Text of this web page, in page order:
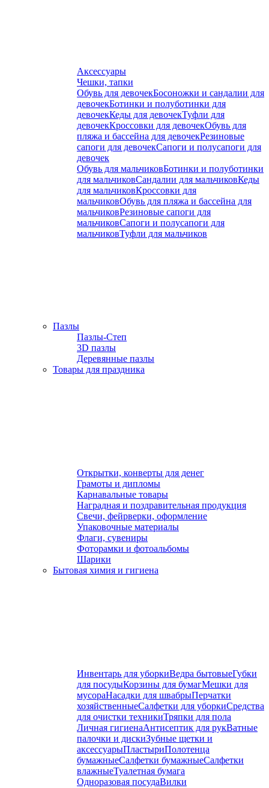
Аксессуары
Чешки, тапки
Обувь для девочекБосоножки и сандалии для
девочекБотинки и полуботинки для
девочекКеды для девочекТуфли для
девочекКроссовки для девочекОбувь для
пляжа и бассейна для девочекРезиновые
сапоги для девочекСапоги и полусапоги для
девочек
Обувь для мальчиковБотинки и полуботинки
для мальчиковСандалии для мальчиковКеды
для мальчиковКроссовки для
мальчиковОбувь для пляжа и бассейна для
мальчиковРезиновые сапоги для
мальчиковСапоги и полусапоги для
мальчиковТуфли для мальчиков
Пазлы
Пазлы-Степ
3D пазлы
Деревянные пазлы
Товары для праздника
Открытки, конверты для денег
Грамоты и дипломы
Карнавальные товары
Наградная и поздравительная продукция
Свечи, фейрверки, оформление
Упаковочные материалы
Флаги, сувениры
Фоторамки и фотоальбомы
Шарики
Бытовая химия и гигиена
Инвентарь для уборкиВедра бытовыеГубки
для посудыКорзины для бумагМешки для
мусораНасадки для швабрыПерчатки
хозяйственныеСалфетки для уборкиСредства
для очистки техникиТряпки для пола
Личная гигиенаАнтисептик для рукВатные
палочки и дискиЗубные щетки и
аксессуарыПластыриПолотенца
бумажныеСалфетки бумажныеСалфетки
влажныеТуалетная бумага
Одноразовая посудаВилки